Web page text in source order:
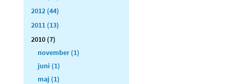
2012 (44)
2011 (13)
2010 (7)
november (1)
juni (1)
maj (1)